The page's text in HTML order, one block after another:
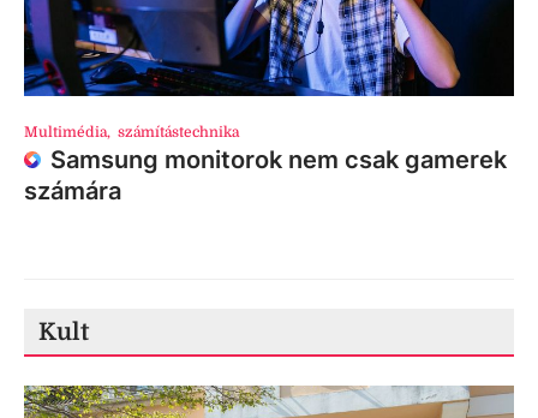
Multimédia, számítástechnika
Samsung monitorok nem csak gamerek
számára
Kult